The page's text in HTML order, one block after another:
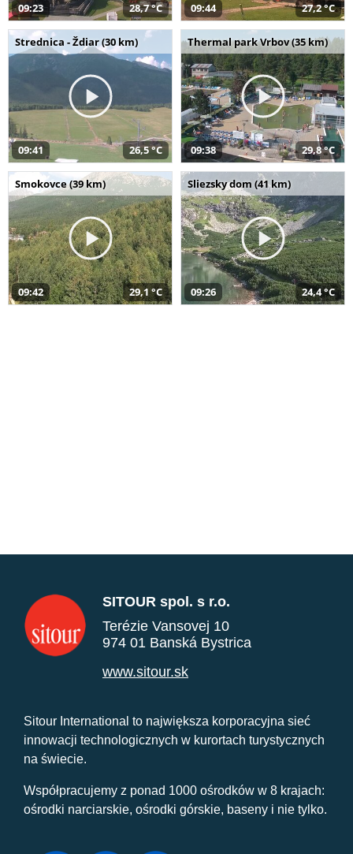
09:23 28,7 °C 09:44 27,2 °C
Strednica - Ždiar (30 km)
09:41 26,5 °C
Thermal park Vrbov (35 km)
09:38 29,8 °C
Smokovce (39 km)
09:42 29,1 °C
Sliezsky dom (41 km)
09:26 24,4 °C
SITOUR spol. s r.o.
Terézie Vansovej 10
974 01 Banská Bystrica
www.sitour.sk
Sitour International to największa korporacyjna sieć
innowacji technologicznych w kurortach turystycznych
na świecie.
Współpracujemy z ponad 1000 ośrodków w 8 krajach:
ośrodki narciarskie, ośrodki górskie, baseny i nie tylko.